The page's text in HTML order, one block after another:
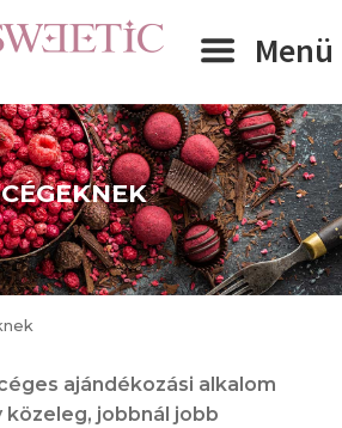
Menü
Expand
Expand
Expand
CÉGEKNEK
ajándékozási alkalom
közeleg, jobbnál jobb